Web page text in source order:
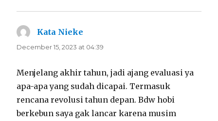
Kata Nieke
December 15, 2023 at 04:39
Menjelang akhir tahun, jadi ajang evaluasi ya
apa-apa yang sudah dicapai. Termasuk
rencana revolusi tahun depan. Bdw hobi
berkebun saya gak lancar karena musim